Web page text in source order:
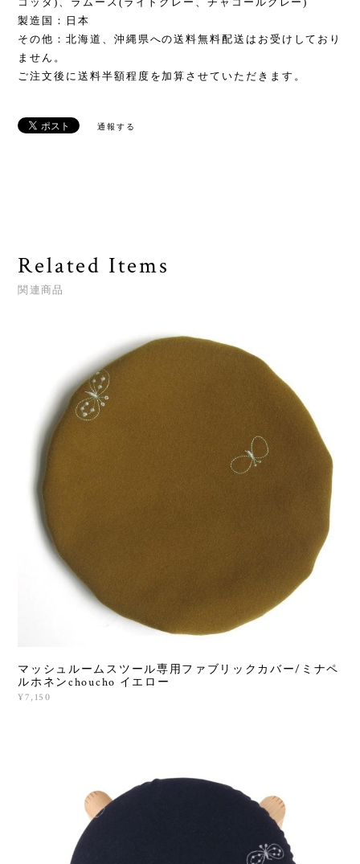
製造国：日本
その他：北海道、沖縄県への送料無料配送はお受けしており
ません。
ご注文後に送料半額程度を加算させていただきます。
通報する
Related Items
関連商品
マッシュルームスツール専用ファブリックカバー/ミナペ
ルホネンchoucho イエロー
¥7,150